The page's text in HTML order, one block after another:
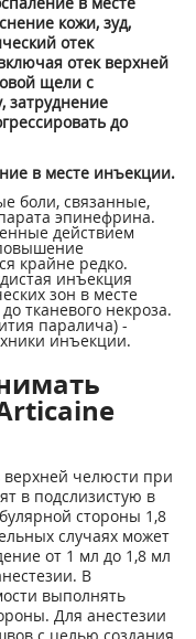
кожи, зуд,
отек
отек верхней
щели с
затруднение
до
в месте инъекции.
боли, связанные,
эпинефрина.
действием
крайне редко.
инъекция
зон в месте
тканевого некроза.
паралича) -
инъекции.
челюсти при
в подслизистую в
стороны 1,8
случаях может
от 1 мл до 1,8 мл
В
выполнять
Для анестезии